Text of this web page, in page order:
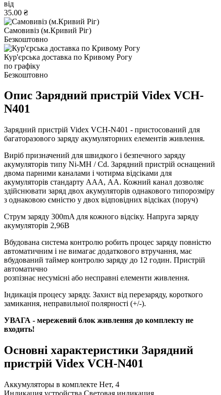
від
35.00 ₴
Самовивіз (м.Кривий Ріг)
Безкоштовно
Кур'єрська доставка по Кривому Рогу
по графіку
Безкоштовно
Опис Зарядний пристрій Videx VCH-
N401
Зарядний пристрій Videx VCH-N401 - пристосований для
багаторазового заряду акумуляторних елементів живлення.
Виріб призначений для швидкого і безпечного заряду
акумуляторів типу Ni-MH / Cd. Зарядний пристрій оснащений
двома парними каналами і чотирма відсіками для
акумуляторів стандарту ААА, АА. Кожний канал дозволяє
здійснювати заряд двох акумуляторів однакового типорозміру
з однаковою ємністю у двох відповідних відсіках (поруч)
Струм заряду 300mA для кожного відсіку. Напруга заряду
акумуляторів 2,96В
Вбудована система контролю робить процес заряду повністю
автоматичним і не вимагає додаткового втручання, має
вбудований таймер контролю заряду до 12 годин. Пристрій
автоматично
розпізнає несумісні або несправні елементи живлення.
Індикація процесу заряду. Захист від перезаряду, короткого
замикання, неправильної полярності (+/-).
УВАГА - мережевий блок живлення до комплекту не
входить!
Основні характеристики Зарядний
пристрій Videx VCH-N401
Аккумуляторы в комплекте Нет, 4